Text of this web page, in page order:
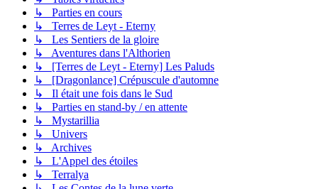
↳ Parties en cours
↳ Terres de Leyt - Eterny
↳ Les Sentiers de la gloire
↳ Aventures dans l'Althorien
↳ [Terres de Leyt - Eterny] Les Paluds
↳ [Dragonlance] Crépuscule d'automne
↳ Il était une fois dans le Sud
↳ Parties en stand-by / en attente
↳ Mystarillia
↳ Univers
↳ Archives
↳ L'Appel des étoiles
↳ Terralya